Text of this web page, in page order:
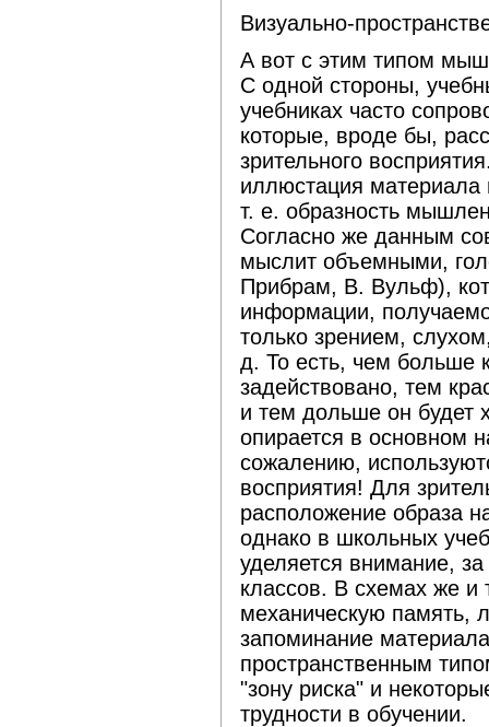
Визуально-
А вот с этим типом
С одной стороны,
учебниках часто
которые, вроде бы,
зрительного
иллюстация материала
т. е. образность
Согласно же данным
мыслит объемными,
Прибрам, В. Вульф),
информации,
только зрением,
д. То есть, чем больше
задействовано, тем
и тем дольше он будет
опирается в основном
сожалению,
восприятия! Для
расположение образа
однако в школьных
уделяется внимание,
классов. В схемах же и
механическую память,
запоминание
пространственным
"зону риска" и
трудности в обучении.